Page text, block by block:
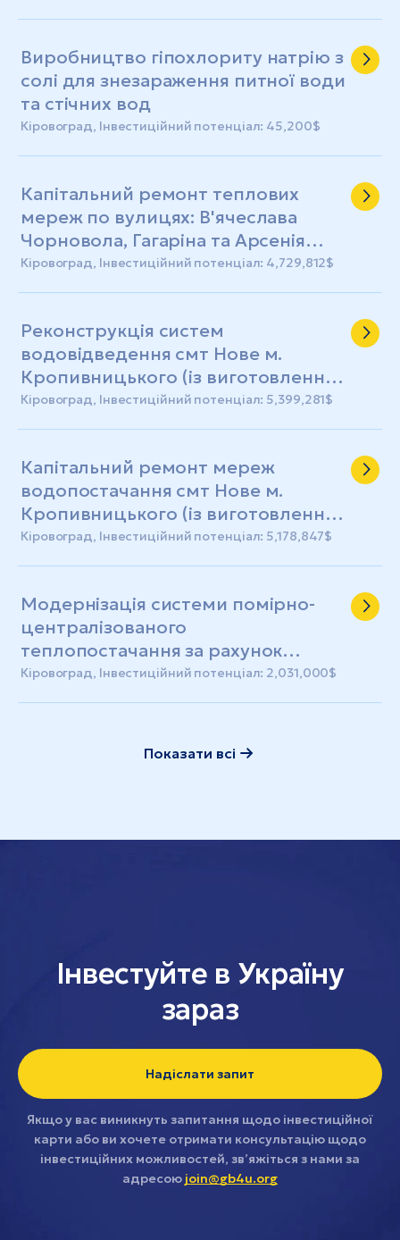
Виробництво гіпохлориту натрію з
солі для знезараження питної води
та стічних вод
Кіровоград, Інвестиційний потенціал: 45,200$
Капітальний ремонт теплових
мереж по вулицях: В'ячеслава
Чорновола, Гагаріна та Арсенія
Тарковського у м. Кропивницькому
(із виготовленням ПКД)
Кіровоград, Інвестиційний потенціал: 4,729,812$
Реконструкція систем
водовідведення смт Нове м.
Кропивницького (із виготовленням
ПКД)
Кіровоград, Інвестиційний потенціал: 5,399,281$
Капітальний ремонт мереж
водопостачання смт Нове м.
Кропивницького (із виготовленням
ПКД)
Кіровоград, Інвестиційний потенціал: 5,178,847$
Модернізація системи помірно-
централізованого
теплопостачання за рахунок
реконструкції котельні №35
Кіровоград, Інвестиційний потенціал: 2,031,000$
Показати всі
Інвестуйте в Україну
зараз
Надіслати запит
Якщо у вас виникнуть запитання щодо інвестиційної
карти або ви хочете отримати консультацію щодо
інвестиційних можливостей, зв’яжіться з нами за
адресою join@gb4u.org